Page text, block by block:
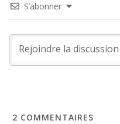
S’abonner
2 COMMENTAIRES